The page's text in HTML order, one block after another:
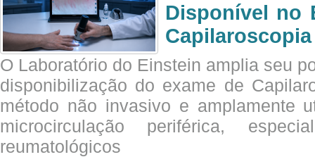
Disponível no
O Laboratório do Einstein amplia seu
disponibilização do exame de
método não invasivo e amplamente
microcirculação periférica,
reumatológicos